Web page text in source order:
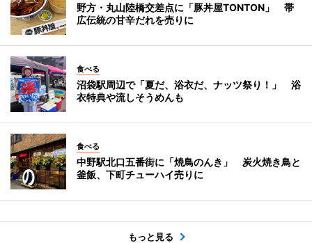
野方・丸山陸橋交差点に「豚丼屋TONTON」 帯
広伝統の甘辛だれを売りに
食べる
沼袋駅周辺で「夏だ、浴衣だ、ナッツ祭り！」 浴
衣特典や流しそうめんも
食べる
中野駅北口五番街に「焼鳥のんき」 炭火焼き鳥と
釜飯、下町チューハイ売りに
もっと見る